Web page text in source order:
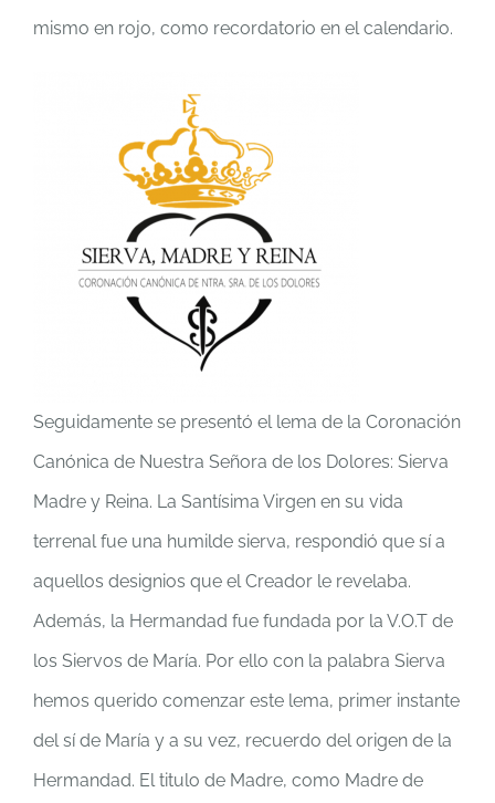
mismo en rojo, como recordatorio en el calendario.
Seguidamente se presentó el lema de la Coronación
Canónica de Nuestra Señora de los Dolores: Sierva
Madre y Reina. La Santísima Virgen en su vida
terrenal fue una humilde sierva, respondió que sí a
aquellos designios que el Creador le revelaba.
Además, la Hermandad fue fundada por la V.O.T de
los Siervos de María. Por ello con la palabra Sierva
hemos querido comenzar este lema, primer instante
del sí de María y a su vez, recuerdo del origen de la
Hermandad. El titulo de Madre, como Madre de